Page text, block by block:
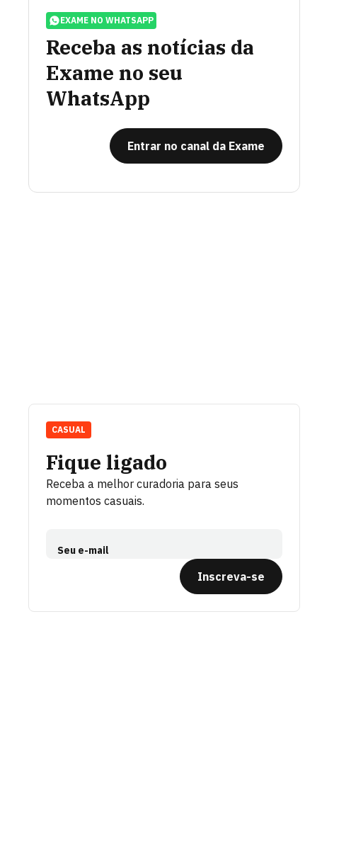
EXAME NO WHATSAPP
Receba as notícias da
Exame no seu
WhatsApp
Entrar no canal da Exame
Fique ligado
Receba a melhor curadoria para seus
momentos casuais.
Seu e-mail
Inscreva-se
CASUAL